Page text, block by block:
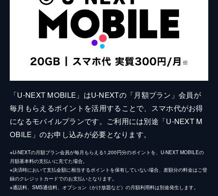
「U-NEXT MOBILE」はU-NEXTの「月額プラン」会員が
毎月もらえるポイントを活用することで、スマホ代がお得
になるモバイルプランです。ご利用には別途「U-NEXT M
OBILE」のお申し込みが必要となります。
※U-NEXTの月額プラン会員が毎月もらえる1,200円分のポイントを、U-NEXT MOBILEの
月額基本料の支払いに充てた場合。
※決済時において支払金額に相当するポイントを保有していない場合、差額分の料金はご登
録のクレジットカードでのお支払いとなります。
※通話料、SMS通信料、オプション（かけ放題など）の月額利用料は別途発生します。